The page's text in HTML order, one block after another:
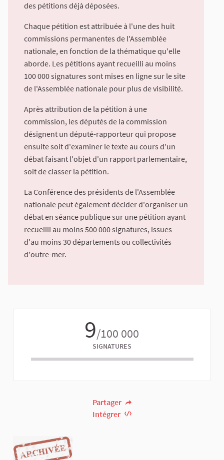
des pétitions déjà déposées.
Chaque pétition est attribuée à l'une des huit
commissions permanentes de l'Assemblée
nationale, en fonction de la thématique qu'elle
aborde. Les pétitions ayant recueilli au moins
100 000 signatures sont mises en ligne sur le site
de l'Assemblée nationale pour plus de visibilité.
Après attribution de la pétition à une
commission, les députés de la commission
désignent un député-rapporteur qui propose
ensuite soit d'examiner le texte au cours d'un
débat faisant l'objet d'un rapport parlementaire,
soit de classer la pétition.
La Conférence des présidents de l'Assemblée
nationale peut également décider d'organiser un
débat en séance publique sur une pétition ayant
recueilli au moins 500 000 signatures, issues
d'au moins 30 départements ou collectivités
d'outre-mer.
9/100 000
SIGNATURES
Partager
Intégrer